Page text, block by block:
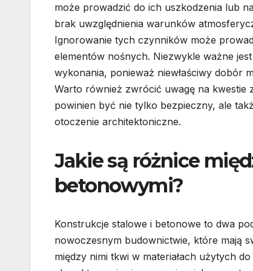
może prowadzić do ich uszkodzenia lub
brak uwzględnienia warunków
Ignorowanie tych czynników może
elementów nośnych. Niezwykle ważne
wykonania, ponieważ niewłaściwy dobór
Warto również zwrócić uwagę na kwestie
powinien być nie tylko bezpieczny, ale
otoczenie architektoniczne.
Jakie są różnice
betonowymi?
Konstrukcje stalowe i betonowe to dwa
nowoczesnym budownictwie, które mają
między nimi tkwi w materiałach użytych